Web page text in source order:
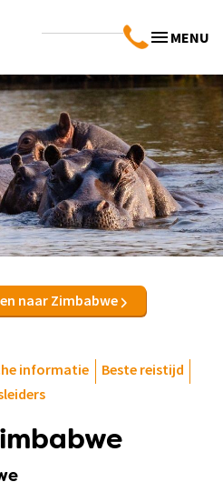
MENU
naar Zimbabwe
informatie
Beste reistijd